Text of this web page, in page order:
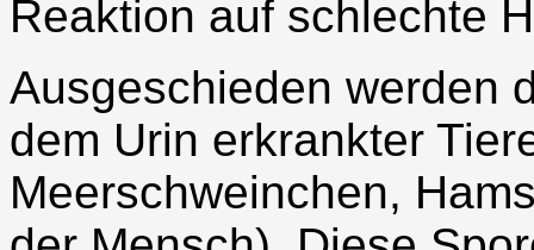
Reaktion auf schlechte
Ausgeschieden werden
dem Urin erkrankter
Meerschweinchen,